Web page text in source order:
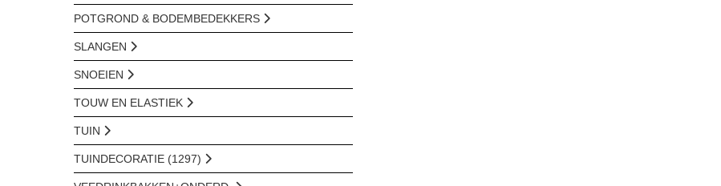
POTGROND & BODEMBEDEKKERS
SLANGEN
SNOEIEN
TOUW EN ELASTIEK
TUIN
TUINDECORATIE (1297)